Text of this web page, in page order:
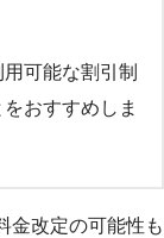
可能な割引制
おすすめしま
金改定の可能性も